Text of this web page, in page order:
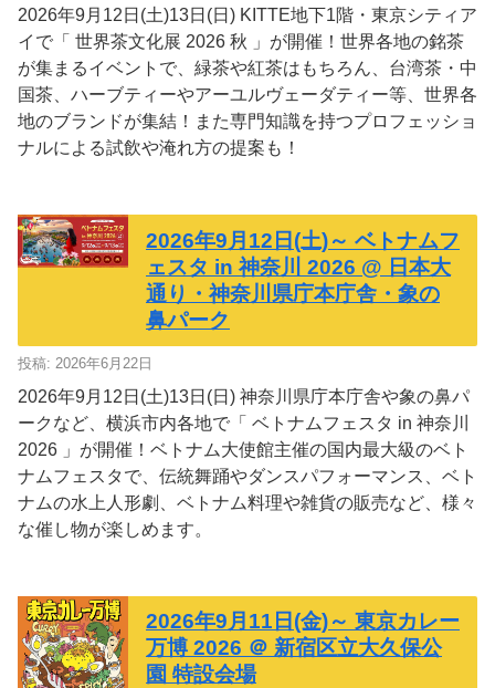
2026年9月12日(土)13日(日) KITTE地下1階・東京シティア
イで「 世界茶文化展 2026 秋 」が開催！世界各地の銘茶
が集まるイベントで、緑茶や紅茶はもちろん、台湾茶・中
国茶、ハーブティーやアーユルヴェーダティー等、世界各
地のブランドが集結！また専門知識を持つプロフェッショ
ナルによる試飲や淹れ方の提案も！
2026年9月12日(土)～ ベトナムフ
ェスタ in 神奈川 2026 @ 日本大
通り・神奈川県庁本庁舎・象の
鼻パーク
投稿: 2026年6月22日
2026年9月12日(土)13日(日) 神奈川県庁本庁舎や象の鼻パ
ークなど、横浜市内各地で「 ベトナムフェスタ in 神奈川
2026 」が開催！ベトナム大使館主催の国内最大級のベト
ナムフェスタで、伝統舞踊やダンスパフォーマンス、ベト
ナムの水上人形劇、ベトナム料理や雑貨の販売など、様々
な催し物が楽しめます。
2026年9月11日(金)～ 東京カレー
万博 2026 ＠ 新宿区立大久保公
園 特設会場